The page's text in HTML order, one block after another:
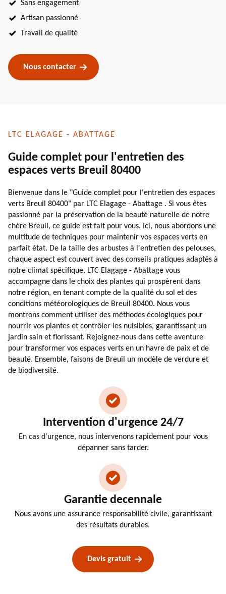
Sans engagement
Artisan passionné
Travail de qualité
Nous contacter
LTC ELAGAGE - ABATTAGE
Guide complet pour l'entretien des
espaces verts Breuil 80400
Bienvenue dans le "Guide complet pour l'entretien des espaces
verts Breuil 80400" par LTC Elagage - Abattage . Si vous êtes
passionné par la préservation de la beauté naturelle de notre
chère Breuil, ce guide est fait pour vous. Ici, nous abordons une
multitude de techniques pour maintenir vos espaces verts en
parfait état. De la taille des arbustes à l'entretien des pelouses,
chaque aspect est couvert avec des conseils pratiques adaptés à
notre climat spécifique. LTC Elagage - Abattage vous
accompagne dans le choix des plantes qui prospèrent dans
notre région, en tenant compte de la qualité du sol et des
conditions météorologiques de Breuil 80400. Nous vous
montrons comment utiliser des méthodes écologiques pour
nourrir vos plantes et contrôler les nuisibles, garantissant un
jardin sain et florissant. Rejoignez-nous dans cette aventure
pour transformer vos espaces verts en un havre de paix et de
beauté. Ensemble, faisons de Breuil un modèle de verdure et
de biodiversité.
Intervention d'urgence 24/7
En cas d'urgence, nous intervenons rapidement pour vous
dépanner sans tarder.
Garantie decennale
Nous avons une assurance responsabilité civile, garantissant
des résultats durables.
Devis gratuit